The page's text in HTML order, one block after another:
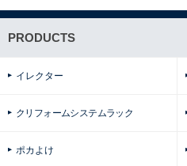
PRODUCTS
イレクター
クリフォームシステムラック
ポカよけ